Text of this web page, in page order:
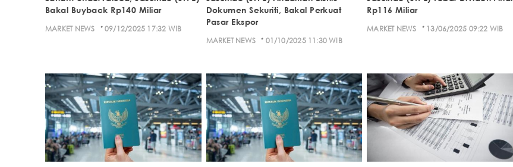
Bakal Buyback Rp140 Miliar
MARKET NEWS · 09/12/2025 17:32 WIB
Dokumen Sekuriti, Bakal Perkuat
Pasar Ekspor
MARKET NEWS · 01/10/2025 11:30 WIB
Rp116 Miliar
MARKET NEWS · 13/06/2025 09:22 WIB